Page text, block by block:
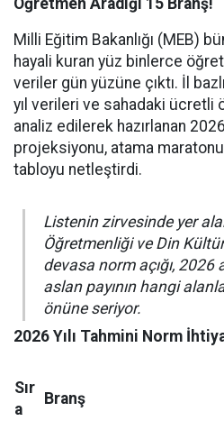
Öğretmen Aradığı 15 Branş!
Milli Eğitim Bakanlığı (MEB)
hayali kuran yüz binlerce
veriler gün yüzüne çıktı. İl
yıl verileri ve sahadaki ücretli
analiz edilerek hazırlanan 2026
projeksiyonu, atama
tabloyu netleştirdi.
Listenin zirvesinde yer
Öğretmenliği ve Din
devasa norm açığı,
aslan payının hangi
önüne seriyor.
2026 Yılı Tahmini Norm
Sır
a
Branş